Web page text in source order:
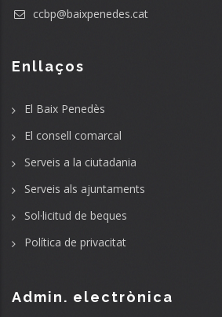
ccbp@baixpenedes.cat
Enllaços
El Baix Penedès
El consell comarcal
Serveis a la ciutadania
Serveis als ajuntaments
Sol·licitud de beques
Política de privacitat
Admin. electrònica